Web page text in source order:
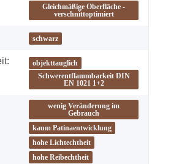
Gleichmäßige Oberfläche -
verschnittoptimiert
schwarz
objekttauglich
Schwerentflammbarkeit DIN
EN 1021 1+2
wenig Veränderung im
Gebrauch
kaum Patinaentwicklung
hohe Lichtechtheit
hohe Reibechtheit